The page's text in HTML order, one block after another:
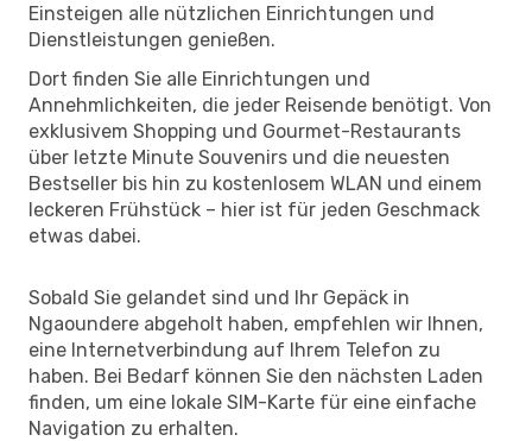
Einsteigen alle nützlichen Einrichtungen und
Dienstleistungen genießen.
Dort finden Sie alle Einrichtungen und
Annehmlichkeiten, die jeder Reisende benötigt. Von
exklusivem Shopping und Gourmet-Restaurants
über letzte Minute Souvenirs und die neuesten
Bestseller bis hin zu kostenlosem WLAN und einem
leckeren Frühstück – hier ist für jeden Geschmack
etwas dabei.
Sobald Sie gelandet sind und Ihr Gepäck in
Ngaoundere abgeholt haben, empfehlen wir Ihnen,
eine Internetverbindung auf Ihrem Telefon zu
haben. Bei Bedarf können Sie den nächsten Laden
finden, um eine lokale SIM-Karte für eine einfache
Navigation zu erhalten.